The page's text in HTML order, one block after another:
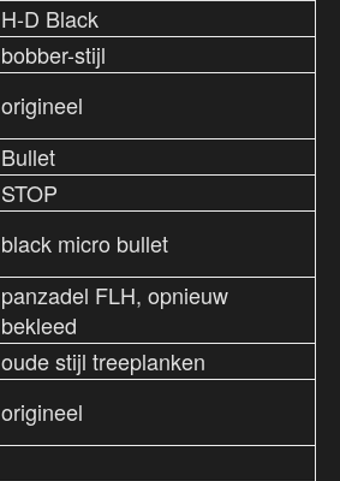
H-D Black
bobber-stijl
origineel
Bullet
STOP
black micro bullet
panzadel FLH, opnieuw
bekleed
oude stijl treeplanken
origineel